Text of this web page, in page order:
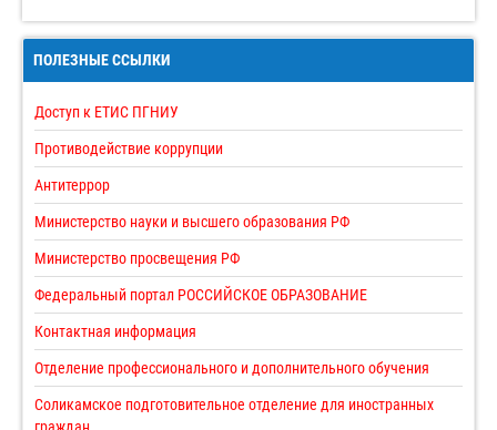
ПОЛЕЗНЫЕ ССЫЛКИ
Доступ к ЕТИС ПГНИУ
Противодействие коррупции
Антитеррор
Министерство науки и высшего образования РФ
Министерство просвещения РФ
Федеральный портал РОССИЙСКОЕ ОБРАЗОВАНИЕ
Контактная информация
Отделение профессионального и дополнительного обучения
Соликамское подготовительное отделение для иностранных